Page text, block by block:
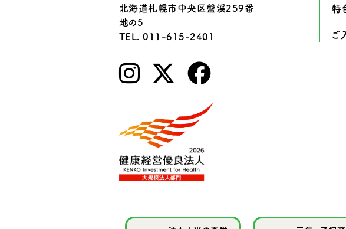
北海道札幌市中央区盤渓259番
地の5
TEL. 011-615-2401
特
ご